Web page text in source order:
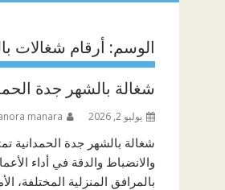
الوسم: أرقام شغالات
شغالة بالشهر جدة
يوليو 2, 2026 manara
شغالة بالشهر جدة الحمدانية
والانضباط والدقة في أداء
بالمرافق المنزلية